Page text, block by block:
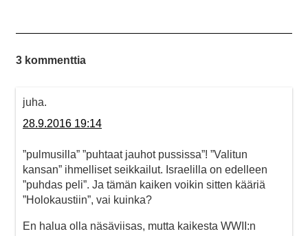
3 kommenttia
juha.
28.9.2016 19:14
”pulmusilla” ”puhtaat jauhot pussissa”! ”Valitun
kansan” ihmelliset seikkailut. Israelilla on edelleen
”puhdas peli”. Ja tämän kaiken voikin sitten kääriä
”Holokaustiin”, vai kuinka?
En halua olla näsäviisas, mutta kaikesta WWII:n